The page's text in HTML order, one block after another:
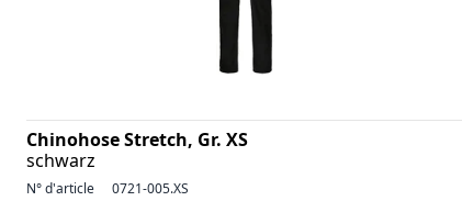
Chinohose Stretch, Gr. XS
schwarz
N° d'article 0721-005.XS